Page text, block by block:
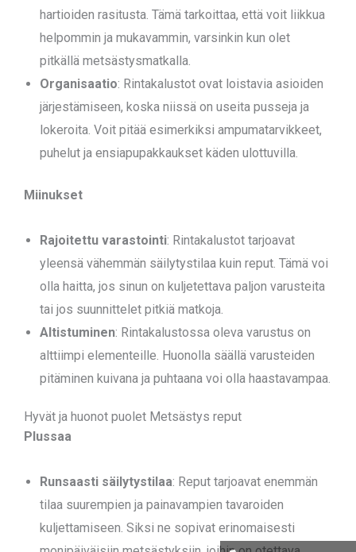
hartioiden rasitusta. Tämä tarkoittaa, että voit liikkua
helpommin ja mukavammin, varsinkin kun olet
pitkällä metsästysmatkalla.
Organisaatio: Rintakalustot ovat loistavia asioiden
järjestämiseen, koska niissä on useita pusseja ja
lokeroita. Voit pitää esimerkiksi ampumatarvikkeet,
puhelut ja ensiapupakkaukset käden ulottuvilla.
Miinukset
Rajoitettu varastointi: Rintakalustot tarjoavat
yleensä vähemmän säilytystilaa kuin reput. Tämä voi
olla haitta, jos sinun on kuljetettava paljon varusteita
tai jos suunnittelet pitkiä matkoja.
Altistuminen: Rintakalustossa oleva varustus on
alttiimpi elementeille. Huonolla säällä varusteiden
pitäminen kuivana ja puhtaana voi olla haastavampaa.
Hyvät ja huonot puolet Metsästys reput
Plussaa
Runsaasti säilytystilaa: Reput tarjoavat enemmän
tilaa suurempien ja painavampien tavaroiden
kuljettamiseen. Siksi ne sopivat erinomaisesti